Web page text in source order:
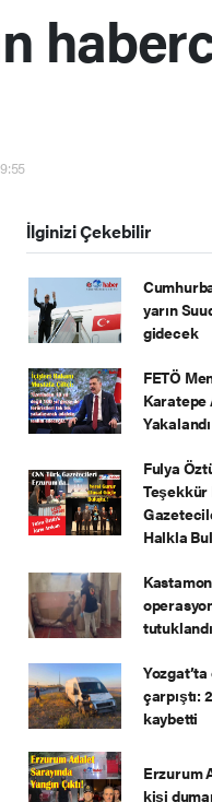
İlginizi Çekebilir
yarın
gidecek
FETÖ
Karatepe
Yakalandı
Fulya
Teşekkür
Halkla
tutuklandı
çarpıştı:
kaybetti
Erzurum
kişi